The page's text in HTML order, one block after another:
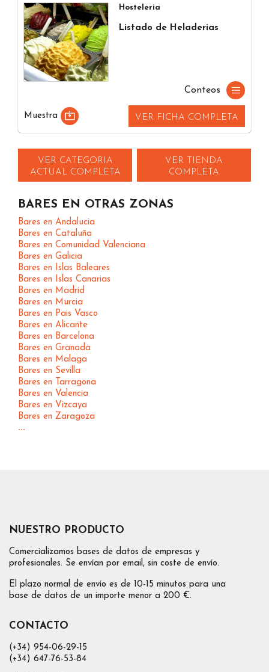
Hosteleria
Listado de Heladerias
Conteos
Muestra VER FICHA COMPLETA
VER CATEGORIA
ACTUAL COMPLETA
VER TIENDA
COMPLETA
BARES EN OTRAS ZONAS
Bares en Andalucia
Bares en Cataluña
Bares en Comunidad Valenciana
Bares en Galicia
Bares en Islas Baleares
Bares en Islas Canarias
Bares en Madrid
Bares en Murcia
Bares en Pais Vasco
Bares en Alicante
Bares en Barcelona
Bares en Granada
Bares en Malaga
Bares en Sevilla
Bares en Tarragona
Bares en Valencia
Bares en Vizcaya
Bares en Zaragoza
...
NUESTRO PRODUCTO
Comercializamos bases de datos de empresas y
profesionales. Se envían por email, sin coste de envío.
El plazo normal de envío es de 10-15 minutos para una
base de datos de un importe menor a 200 €.
CONTACTO
(+34) 954-06-29-15
(+34) 647-76-53-84